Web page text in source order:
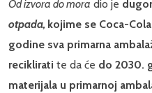
Od izvora do mora dio je
otpada, kojime se Coca-Cola
godine sva primarna
reciklirati te da će do 2030.
materijala u primarnoj